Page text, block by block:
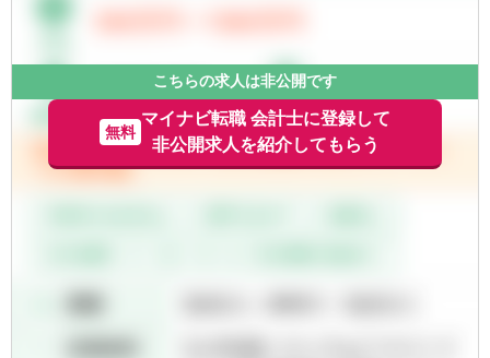
■高い専門性をもってお客様の課題解決に向
き合いたいという思いとそのための自己研鑽
を常にできる方。
≪3年目以降≫
※1、2年目の業務に追加して以下を対応。
徐々に以下の業務やレビューなどの比率が大
きくなっていきます。
■決算・開示支援業務
こちらの求人は非公開です
無料
マイナビ転職 会計士に登録して
非公開求人を紹介してもらう